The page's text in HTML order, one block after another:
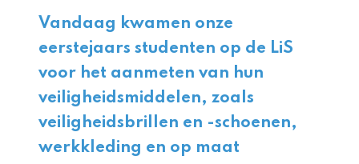
Vandaag kwamen onze
eerstejaars studenten op de LiS
voor het aanmeten van hun
veiligheidsmiddelen, zoals
veiligheidsbrillen en -schoenen,
werkkleding en op maat